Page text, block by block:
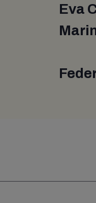
Eva